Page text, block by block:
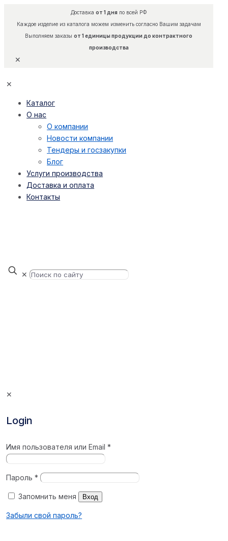
Доставка от 1 дняпо всей РФ
Каждое изделие из каталога можем изменить согласно Вашим задачам
Выполняем заказы от 1 единицы продукции до контрактного
производства
✕
✕
Каталог
О нас
О компании
Новости компании
Тендеры и госзакупки
Блог
Услуги производства
Доставка и оплата
Контакты
✕
✕
Login
Имя пользователя или Email*
Пароль*
Запомнить меня Вход
Забыли свой пароль?